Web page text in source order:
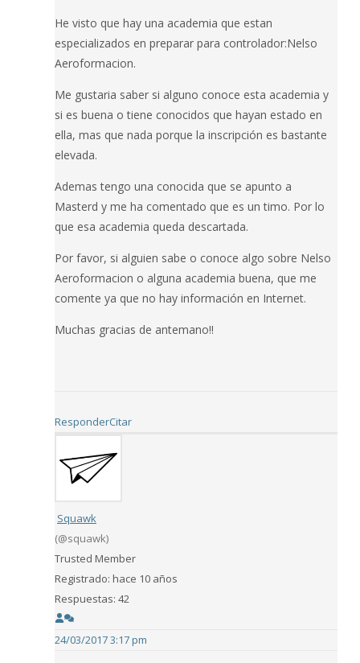
He visto que hay una academia que estan
especializados en preparar para controlador:Nelso
Aeroformacion.
Me gustaria saber si alguno conoce esta academia y
si es buena o tiene conocidos que hayan estado en
ella, mas que nada porque la inscripción es bastante
elevada.
Ademas tengo una conocida que se apunto a
Masterd y me ha comentado que es un timo. Por lo
que esa academia queda descartada.
Por favor, si alguien sabe o conoce algo sobre Nelso
Aeroformacion o alguna academia buena, que me
comente ya que no hay información en Internet.
Muchas gracias de antemano!!
ResponderCitar
Squawk
(@squawk)
Trusted Member
Registrado: hace 10 años
Respuestas: 42
24/03/2017 3:17 pm